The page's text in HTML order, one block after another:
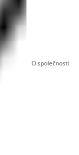
O společnosti